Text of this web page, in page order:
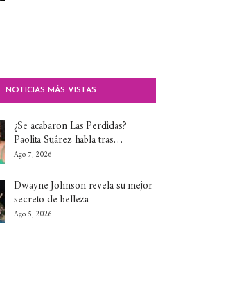
NOTICIAS MÁS VISTAS
¿Se acabaron Las Perdidas?
Paolita Suárez habla tras…
Ago 7, 2026
Dwayne Johnson revela su mejor
secreto de belleza
Ago 5, 2026